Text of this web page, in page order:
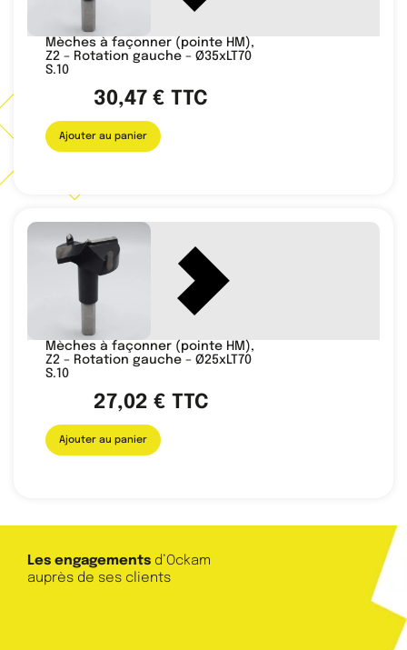
Mèches à façonner (pointe HM),
Z2 – Rotation gauche – Ø35xLT70
S.10
30,47€ TTC
Ajouter au panier
Mèches à façonner (pointe HM),
Z2 – Rotation gauche – Ø25xLT70
S.10
27,02 € TTC
Ajouter au panier
Les engagements d’Ockam
auprès de ses clients